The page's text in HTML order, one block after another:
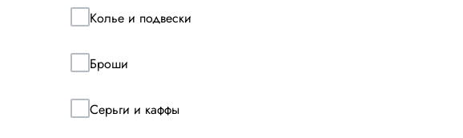
Колье и подвески
Броши
Серьги и каффы